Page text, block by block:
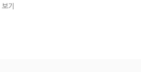
기